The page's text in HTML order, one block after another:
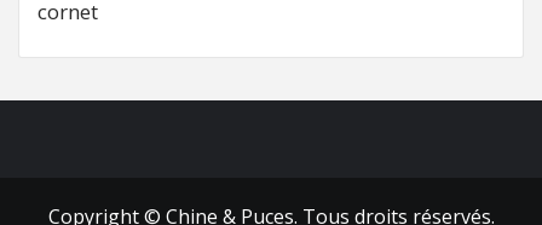
cornet
Copyright © Chine & Puces. Tous droits réservés.